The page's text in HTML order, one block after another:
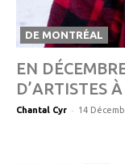
DE MONTRÉAL
EN
D’ARTISTES
Chantal Cyr - 14